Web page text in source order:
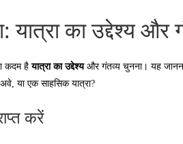
यात्रा का उद्देश्य
कदम हैयात्रा का उद्देश्यऔर गंतव्य चुनना। यह
या एक साहसिक यात्रा?
करें